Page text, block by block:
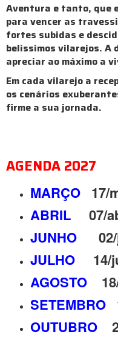
Aventura e tanto, que
para vencer as
fortes subidas e
belíssimos vilarejos. A
apreciar ao máximo a
Em cada vilarejo a
os cenários
firme a sua jornada.
AGENDA 2027
MARÇO 17/
ABRIL
07/
JUNHO
02/
JULHO
14/
AGOSTO
SETEMBRO
OUTUBRO